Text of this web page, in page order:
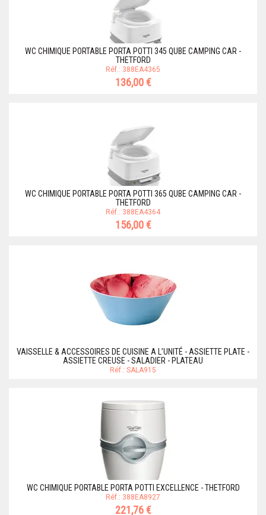
WC CHIMIQUE PORTABLE PORTA POTTI 345 QUBE CAMPING CAR -
THETFORD
Réf.: 388EA4365
136,00 €
WC CHIMIQUE PORTABLE PORTA POTTI 365 QUBE CAMPING CAR -
THETFORD
Réf.: 388EA4364
156,00 €
VAISSELLE & ACCESSOIRES DE CUISINE A L’UNITÉ - ASSIETTE PLATE -
ASSIETTE CREUSE - SALADIER - PLATEAU
Réf.: SALA915
WC CHIMIQUE PORTABLE PORTA POTTI EXCELLENCE - THETFORD
Réf.: 388EA8927
221,76 €